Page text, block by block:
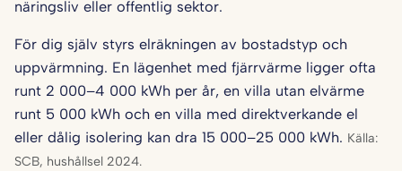
näringsliv eller offentlig sektor.
För dig själv styrs elräkningen av bostadstyp och
uppvärmning. En lägenhet med fjärrvärme ligger ofta
runt 2 000–4 000 kWh per år, en villa utan elvärme
runt 5 000 kWh och en villa med direktverkande el
eller dålig isolering kan dra 15 000–25 000 kWh. Källa:
SCB, hushållsel 2024.